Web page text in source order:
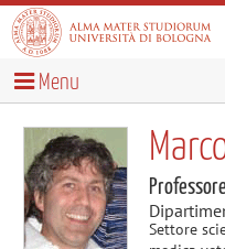
Menu
Settore